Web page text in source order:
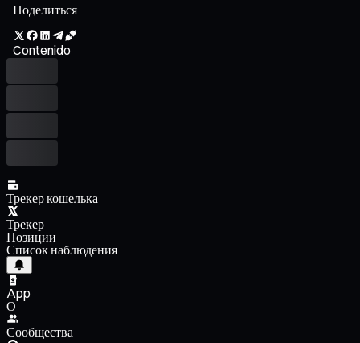
Поделиться
Contenido
Трекер кошелька
Трекер
Позиции
Список наблюдения
App
О
Сообщества